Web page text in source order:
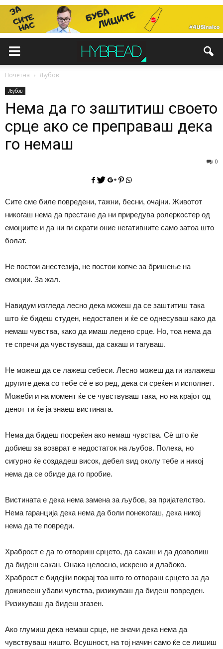
Почетна Љубов
Љубов
Нема да го заштитиш своето
срце ако се преправаш дека
го немаш
0
Сите сме биле повредени, тажни, бесни, очајни. Животот
никогаш нема да престане да ни приредува ролеркостер од
емоциите и да ни ги скрати оние негативните само затоа што
болат.
Не постои анестезија, не постои копче за бришење на
емоции. За жал.
Навидум изгледа лесно дека можеш да се заштитиш така
што ќе бидеш студен, недостапен и ќе се однесуваш како да
немаш чувства, како да имаш ледено срце. Но, тоа нема да
те спречи да чувствуваш, да сакаш и тагуваш.
Не можеш да се лажеш себеси. Лесно можеш да ги излажеш
другите дека со тебе сé е во ред, дека си среќен и исполнет.
Можеби и на момент ќе се чувствуваш така, но на крајот од
денот ти ќе ја знаеш вистината.
Нема да бидеш посреќен ако немаш чувства. Сè што ќе
добиеш за возврат е недостаток на љубов. Полека, но
сигурно ќе создадеш висок, дебел ѕид околу тебе и никој
нема да се обиде да го пробие.
Вистината е дека нема замена за љубов, за пријателство.
Нема гаранција дека нема да боли понекогаш, дека никој
нема да те повреди.
Храброст е да го отвориш срцето, да сакаш и да дозволиш
да бидеш сакан. Онака целосно, искрено и длабоко.
Храброст е бидејќи покрај тоа што го отвораш срцето за да
доживееш убави чувства, ризикуваш да бидеш повреден.
Ризикуваш да бидеш згазен.
Ако глумиш дека немаш срце, не значи дека нема да
чувствуваш ништо. Всушност, на тој начин само ќе се лишиш